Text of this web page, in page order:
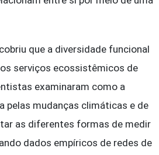
que a diversidade funcional
serviços ecossistêmicos de
examinaram como a
pelas mudanças climáticas e de
as diferentes formas de medir
dados empíricos de redes de